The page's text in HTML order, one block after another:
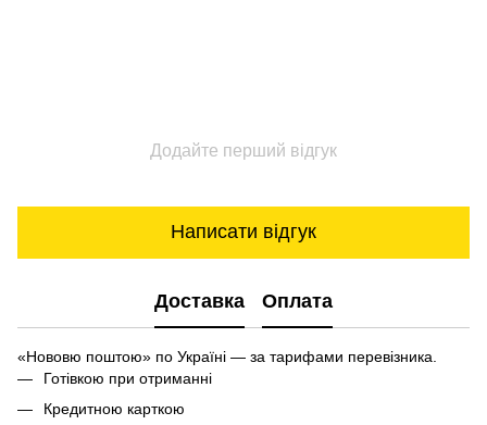
Додайте перший відгук
Написати відгук
Доставка Оплата
«Нововю поштою» по Україні — за тарифами перевізника.
Готівкою при отриманні
Кредитною карткою